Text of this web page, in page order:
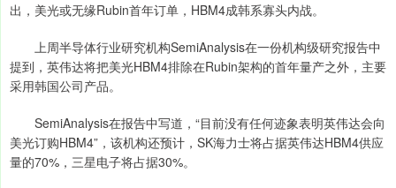
出，美光或无缘Rubin首年订单，HBM4成韩系寡头内战。
上周半导体行业研究机构SemiAnalysis在一份机构级研究报告中
提到，英伟达将把美光HBM4排除在Rubin架构的首年量产之外，主要
采用韩国公司产品。
SemiAnalysis在报告中写道，“目前没有任何迹象表明英伟达会向
美光订购HBM4”，该机构还预计，SK海力士将占据英伟达HBM4供应
量的70%，三星电子将占据30%。